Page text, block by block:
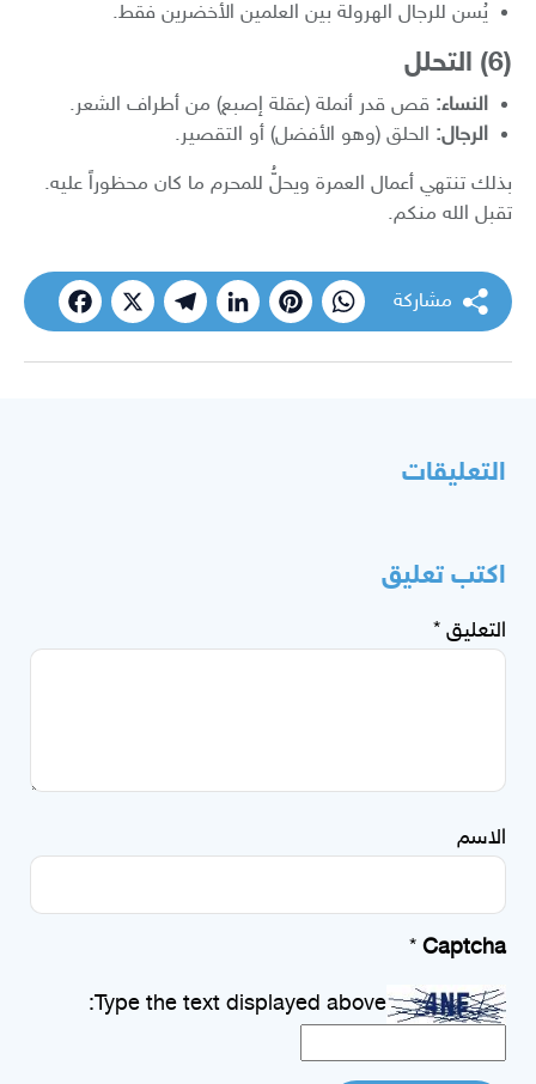
​يُسن للرجال الهرولة بين العلمين الأخضرين فقط.
​(6) التحلل
النساء: قص قدر أنملة (عقلة إصبع) من أطراف الشعر.
الرجال: الحلق (وهو الأفضل) أو التقصير.
​بذلك تنتهي أعمال العمرة ويحلُّ للمحرم ما كان محظوراً عليه.
تقبل الله منكم.
مشاركة WhatsApp
Pinterest
LinkedIn
Telegram
X
التعليقات
اكتب تعليق
التعليق *
الاسم
Captcha
*
Type the text displayed above: